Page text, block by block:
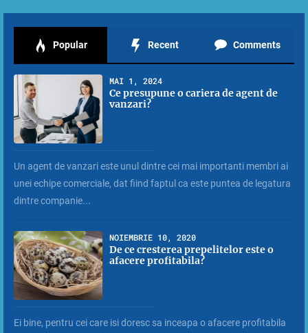
Popular Recent Comments
MAI 1, 2024
Ce presupune o cariera de agent de
vanzari?
Un agent de vanzari este unul dintre cei mai importanti membri ai
unei echipe comerciale, dat fiind faptul ca este puntea de legatura
dintre companie...
NOIEMBRIE 10, 2020
De ce cresterea prepelitelor este o
afacere profitabila?
Ei bine, pentru cei care isi doresc sa inceapa o afacere profitabila